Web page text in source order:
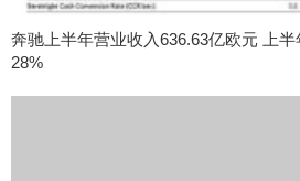
奔驰上半年营业收入636.63亿欧元 上
28%